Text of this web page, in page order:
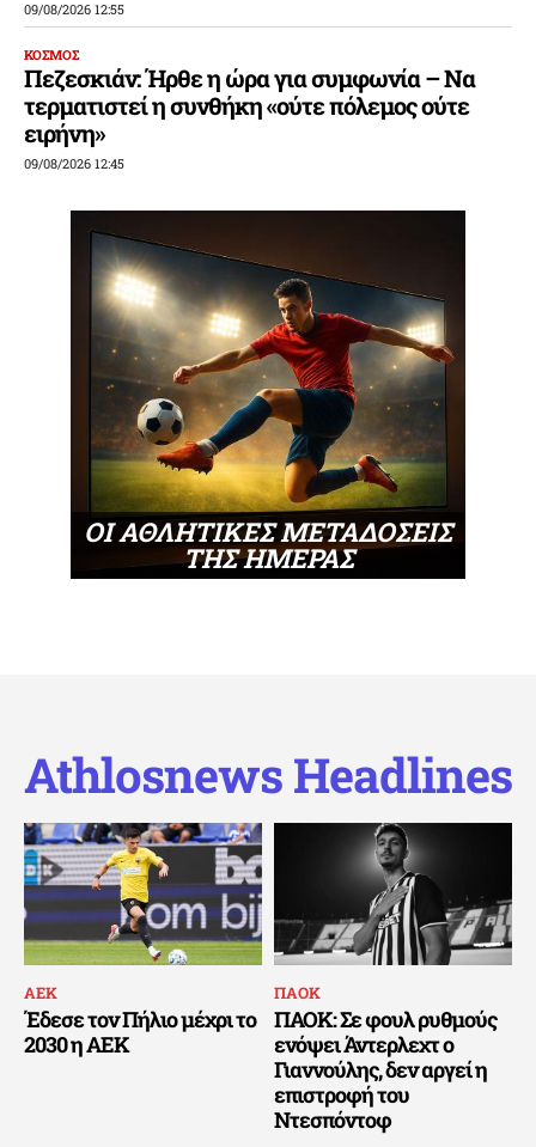
09/08/2026 12:55
ΚΟΣΜΟΣ
Πεζεσκιάν: Ήρθε η ώρα για συμφωνία – Να
τερματιστεί η συνθήκη «ούτε πόλεμος ούτε
ειρήνη»
09/08/2026 12:45
ΟΙ ΑΘΛΗΤΙΚΕΣ ΜΕΤΑΔΟΣΕΙΣ
ΤΗΣ ΗΜΕΡΑΣ
Athlosnews Headlines
ΑΕΚ
Έδεσε τον Πήλιο μέχρι το
2030 η ΑΕΚ
ΠΑΟΚ
ΠΑΟΚ: Σε φουλ ρυθμούς
ενόψει Άντερλεχτ ο
Γιαννούλης, δεν αργεί η
επιστροφή του
Ντεσπόντοφ